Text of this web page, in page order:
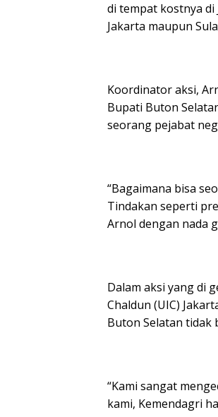
di tempat kostnya di
Jakarta maupun
Koordinator aksi,
Bupati Buton
seorang pejabat
“Bagaimana bisa
Tindakan seperti
Arnol dengan nada
Dalam aksi yang di
Chaldun (UIC)
Buton Selatan tidak
“Kami sangat
kami, Kemendagri